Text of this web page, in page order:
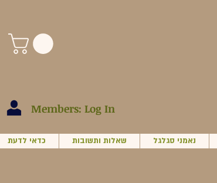
Members: Log In
נאמני סגלגל שאלות ותשובות כדאי לדעת